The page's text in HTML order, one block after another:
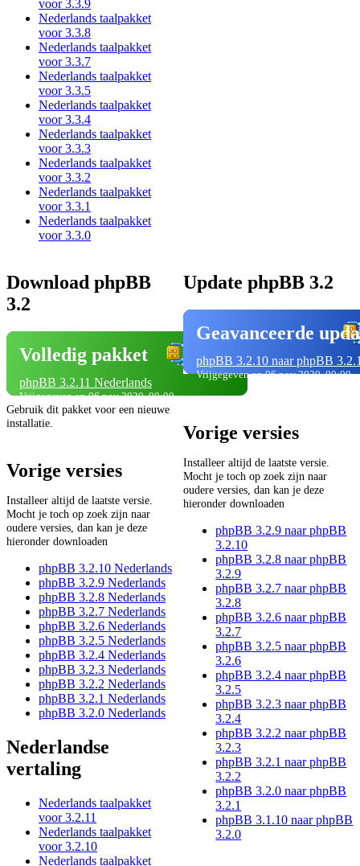
voor 3.3.9
Nederlands taalpakket
voor 3.3.8
Nederlands taalpakket
voor 3.3.7
Nederlands taalpakket
voor 3.3.5
Nederlands taalpakket
voor 3.3.4
Nederlands taalpakket
voor 3.3.3
Nederlands taalpakket
voor 3.3.2
Nederlands taalpakket
voor 3.3.1
Nederlands taalpakket
voor 3.3.0
Download phpBB
3.2
Volledig pakket
phpBB 3.2.11 Nederlands
Vrijgegeven op 06 nov 2020, 00:00
Gebruik dit pakket voor een nieuwe
installatie.
Vorige versies
Installeer altijd de laatste versie.
Mocht je toch op zoek zijn naar
oudere versies, dan kan je deze
hieronder downloaden
phpBB 3.2.10 Nederlands
phpBB 3.2.9 Nederlands
phpBB 3.2.8 Nederlands
phpBB 3.2.7 Nederlands
phpBB 3.2.6 Nederlands
phpBB 3.2.5 Nederlands
phpBB 3.2.4 Nederlands
phpBB 3.2.3 Nederlands
phpBB 3.2.2 Nederlands
phpBB 3.2.1 Nederlands
phpBB 3.2.0 Nederlands
Nederlandse
vertaling
Nederlands taalpakket
voor 3.2.11
Nederlands taalpakket
voor 3.2.10
Nederlands taalpakket
Update phpBB 3.2
Geavanceerde
phpBB 3.2.10 naar phpBB
Vrijgegeven op 06 nov 2020, 00:00
Vorige versies
Installeer altijd de laatste versie.
Mocht je toch op zoek zijn naar
oudere versies, dan kan je deze
hieronder downloaden
phpBB 3.2.9 naar phpBB
3.2.10
phpBB 3.2.8 naar phpBB
3.2.9
phpBB 3.2.7 naar phpBB
3.2.8
phpBB 3.2.6 naar phpBB
3.2.7
phpBB 3.2.5 naar phpBB
3.2.6
phpBB 3.2.4 naar phpBB
3.2.5
phpBB 3.2.3 naar phpBB
3.2.4
phpBB 3.2.2 naar phpBB
3.2.3
phpBB 3.2.1 naar phpBB
3.2.2
phpBB 3.2.0 naar phpBB
3.2.1
phpBB 3.1.10 naar phpBB
3.2.0